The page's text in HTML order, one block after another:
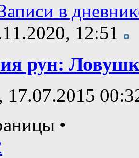
в
12:51
рун:
, 17.07.2015
•